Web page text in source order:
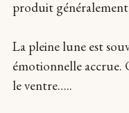
produit
La pleine lune est
émotionnelle accrue.
le ventre…..